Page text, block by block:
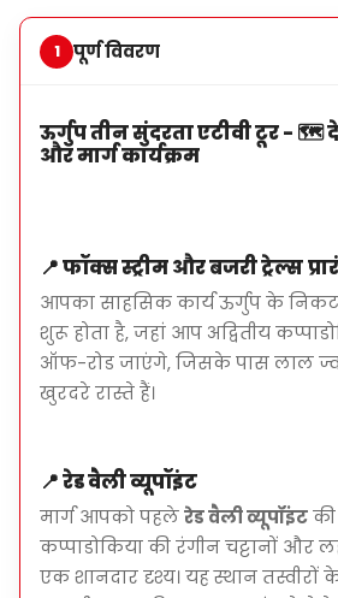
मुख्य आकर्षण
थ्री ब्यूटीज़ फेयरी चिमनीज़:
उर्गुप के
निर्माण
कलरफुल रोड:विभिन्न भूविज्ञान
ट्रेल्स
आपके होटल से पिकअप और ड्रॉप-ऑफ
सुरक्षा निर्देशों के साथ मार्गदर्शित
हेलमेट और सुरक्षा उपकरण
फोटोज के लिए दृश्य बिंदुओं पर
पूर्ण विवरण
ऊर्गुप तीन सुंदरता एटीवी टूर -
और मार्ग कार्यक्रम
📍फॉक्स स्ट्रीम और बजरी ट्रेल्स
आपका साहसिक कार्य ऊर्गुप के
शुरू होता है, जहां आप अद्वितीय
ऑफ-रोड जाएंगे, जिसके पास लाल
खुरदरे रास्ते हैं।
📍रेड वैली व्यूपॉइंट
मार्ग आपको पहले रेड वैली व्यूपॉइंट
कप्पाडोकिया की रंगीन चट्टानों और
एक शानदार दृश्य। यह स्थान